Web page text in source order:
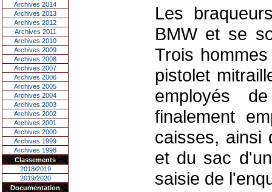
Archives 2014
Archives 2013
Archives 2012
Archives 2011
Archives 2010
Archives 2009
Archives 2008
Archives 2007
Archives 2006
Archives 2005
Archives 2004
Archives 2003
Archives 2002
Archives 2001
Archives 2000
Archives 1999
Archives 1998
Classements
2018/2019
2019/2020
Documentation
Les
BMW et se
Trois
pistolet
employés
finalement
caisses, ainsi
et du sac
saisie de